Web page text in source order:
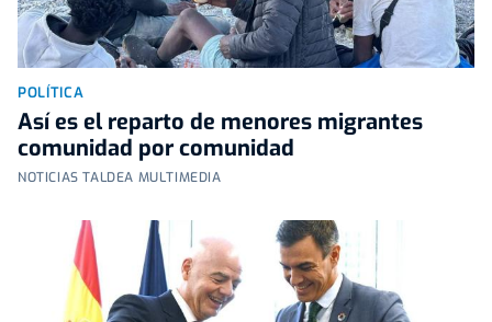
POLÍTICA
Así es el reparto de menores migrantes
comunidad por comunidad
NOTICIAS TALDEA MULTIMEDIA